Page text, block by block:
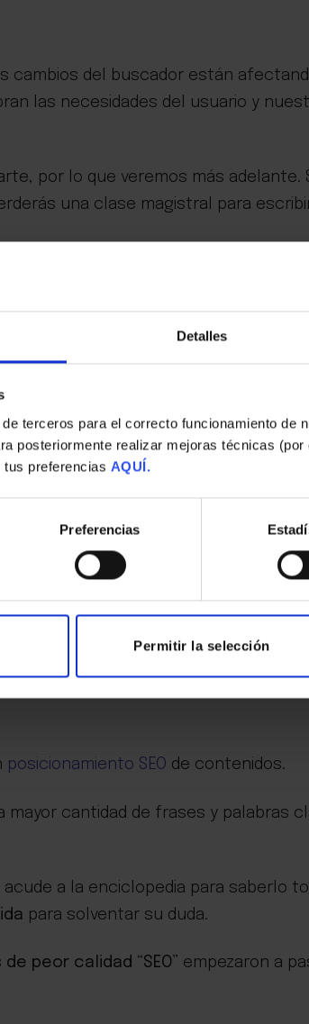
Detalles
terceros para el correcto funcionamiento de
posteriormente realizar mejoras técnicas
preferencias AQUÍ.
Preferencias
Permitir la selección
cambios del buscador están
las necesidades del usuario y
por lo que veremos más adelante.
una clase magistral para
conoce como un core update, aquel
mundial.
en picado, otras subieron y otras
todavía más real:
y preciso posible.”
posicionamiento SEO de contenidos.
cantidad de frases y palabras
a la enciclopedia para saberlo
para solventar su duda.
peor calidad “SEO” empezaron a